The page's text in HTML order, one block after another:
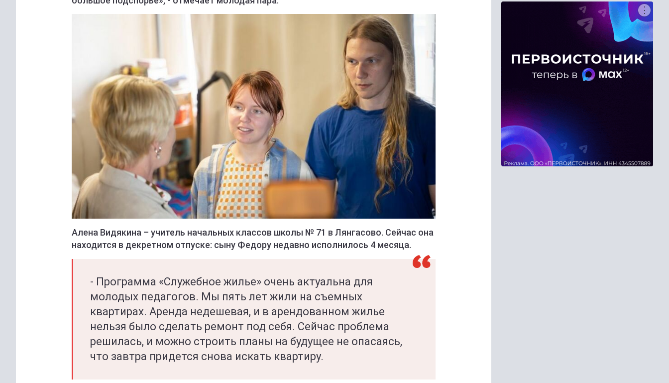
Алена Видякина – учитель начальных классов школы № 71 в Лянгасово. Сейчас она
находится в декретном отпуске: сыну Федору недавно исполнилось 4 месяца.
- Программа «Служебное жилье» очень актуальна для
молодых педагогов. Мы пять лет жили на съемных
квартирах. Аренда недешевая, и в арендованном жилье
нельзя было сделать ремонт под себя. Сейчас проблема
решилась, и можно строить планы на будущее не опасаясь,
что завтра придется снова искать квартиру.